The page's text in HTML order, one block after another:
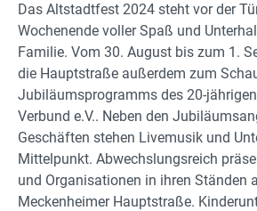
Das Altstadtfest 2024 steht vor der
Wochenende voller Spaß und
Familie. Vom 30. August bis zum 1.
die Hauptstraße außerdem zum
Jubiläumsprogramms des 20-
Verbund e.V.. Neben den
Geschäften stehen Livemusik und
Mittelpunkt. Abwechslungsreich
und Organisationen in ihren Ständen
Meckenheimer Hauptstraße.